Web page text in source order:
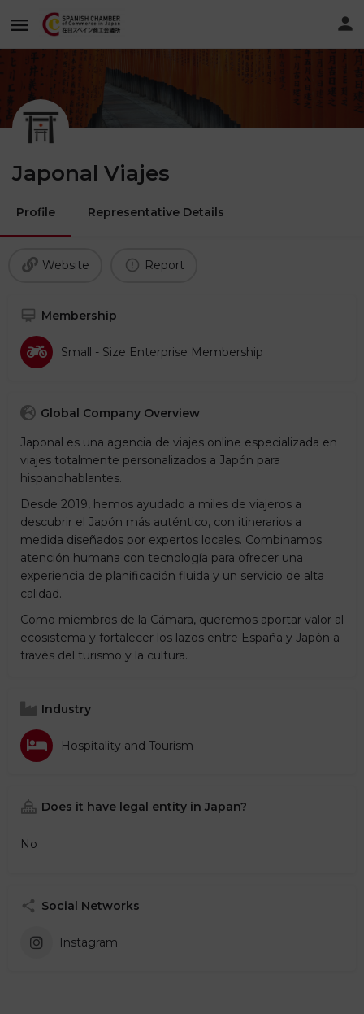
Japonal Viajes
Profile Representative Details
Website Report
Membership
Small - Size Enterprise Membership​
Global Company Overview
Japonal es una agencia de viajes online especializada en
viajes totalmente personalizados a Japón para
hispanohablantes.
Desde 2019, hemos ayudado a miles de viajeros a
descubrir el Japón más auténtico, con itinerarios a
medida diseñados por expertos locales. Combinamos
atención humana con tecnología para ofrecer una
experiencia de planificación fluida y un servicio de alta
calidad.
Como miembros de la Cámara, queremos aportar valor al
ecosistema y fortalecer los lazos entre España y Japón a
través del turismo y la cultura.
Industry
Hospitality and Tourism
Does it have legal entity in Japan?
No
Social Networks
Instagram